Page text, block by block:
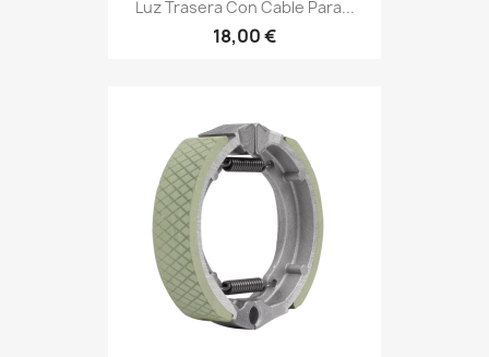
Luz Trasera Con Cable Para...
18,00 €